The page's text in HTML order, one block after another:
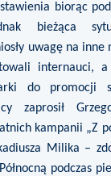
biorąc
bieżąca
uwagę na inne
internauci, a
do promocji
zaprosił
kampanii „Z
Milika –
podczas